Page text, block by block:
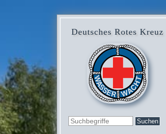
Deutsches Rotes Kreuz